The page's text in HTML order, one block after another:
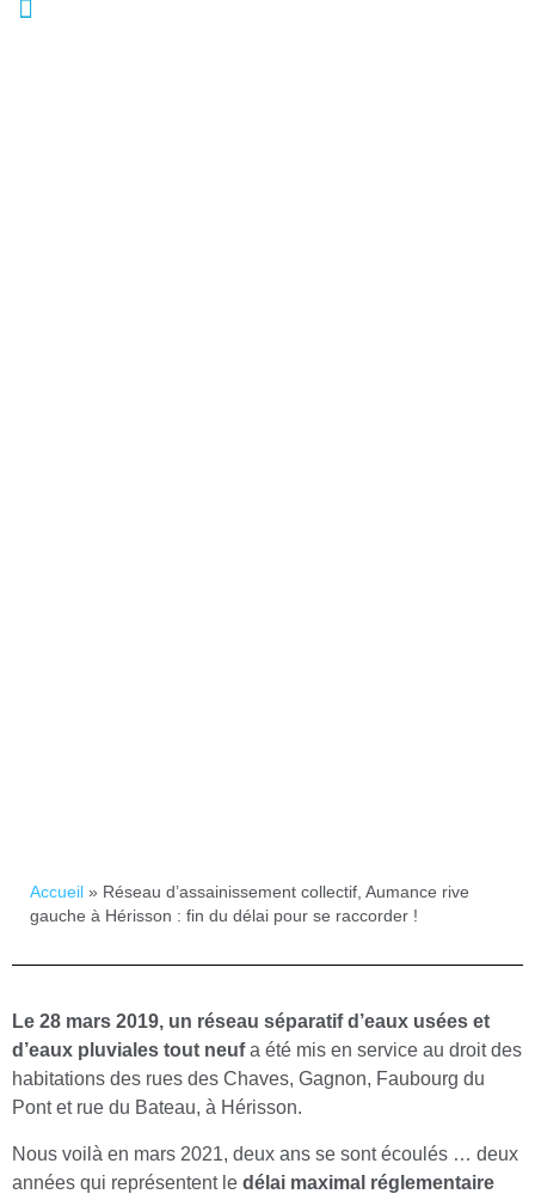
Accueil » Réseau d’assainissement collectif, Aumance rive
gauche à Hérisson : fin du délai pour se raccorder !
Le 28 mars 2019, un réseau séparatif d’eaux usées et
d’eaux pluviales tout neufa été mis en service au droit des
habitations des rues des Chaves, Gagnon, Faubourg du
Pont et rue du Bateau, à Hérisson.
Nous voilà en mars 2021, deux ans se sont écoulés … deux
années qui représentent le délai maximal réglementaire